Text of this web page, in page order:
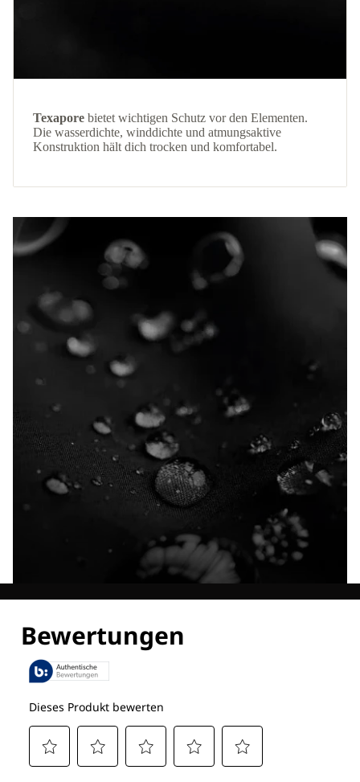
Texapore bietet wichtigen Schutz vor den Elementen.
Die wasserdichte, winddichte und atmungsaktive
Konstruktion hält dich trocken und komfortabel.